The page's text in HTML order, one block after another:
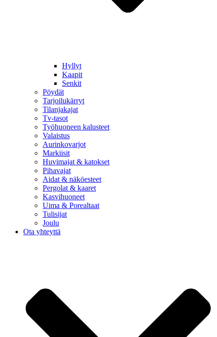
Hyllyt
Kaapit
Senkit
Pöydät
Tarjoilukärryt
Tilanjakajat
Tv-tasot
Työhuoneen kalusteet
Valaistus
Aurinkovarjot
Markiisit
Huvimajat & katokset
Pihavajat
Aidat & näköesteet
Pergolat & kaaret
Kasvihuoneet
Uima & Porealtaat
Tulisijat
Joulu
Ota yhteyttä